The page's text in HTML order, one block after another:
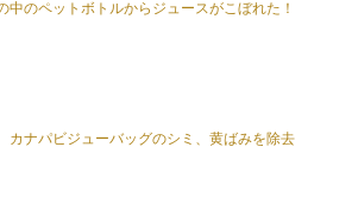
中のペットボトルからジュースがこぼれた！
ナパビジューバッグのシミ、黄ばみを除去